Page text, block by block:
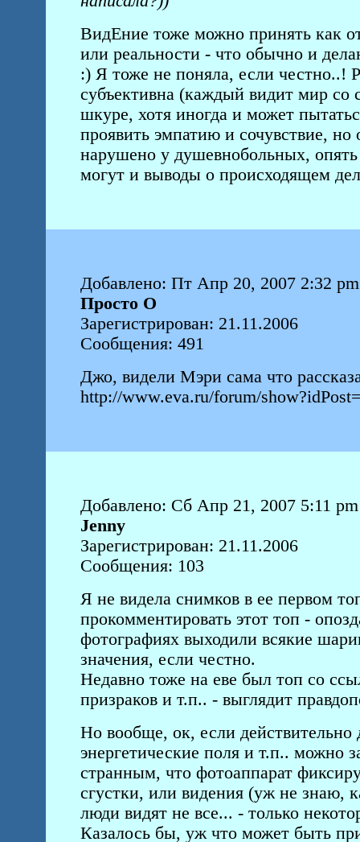
ВидЕние тоже можно принять как
или реальности - что обычно и
:) Я тоже не поняла, если честно..!
субъективна (каждый видит мир со
шкуре, хотя иногда и может
проявить эмпатию и сочувствие,
нарушено у душевнобольных,
могут и выводы о происходящем
Добавлено: Пт Апр 20, 2007 2:32 pm
Просто О
Зарегистрирован: 21.11.2006
Сообщения: 491
Джо, видели Мэри сама что
http://www.eva.ru/forum/
Добавлено: Сб Апр 21, 2007 5:11 pm
Jenny
Зарегистрирован: 21.11.2006
Сообщения: 103
Я не видела снимков в ее первом
прокомментировать этот топ -
фотографиях выходили всякие
значения, если честно.
Недавно тоже на еве был топ со
призраков и т.п.. - выглядит
Но вообще, ок, если действительно
энергетические поля и т.п.. можно
странным, что фотоаппарат
сгустки, или видения (уж не знаю,
люди видят не все... - только
Казалось бы, уж что может быть